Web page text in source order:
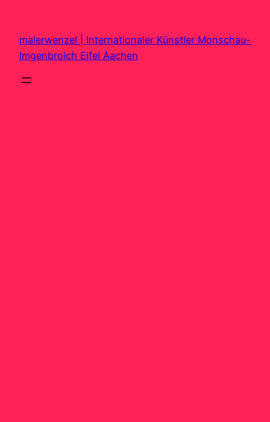
springen
malerwenzel | Internationaler Künstler Monschau-
Imgenbroich Eifel Aachen